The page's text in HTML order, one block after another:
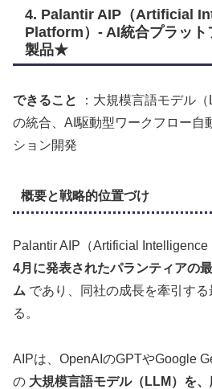
4. Palantir AIP（Artificial
Platform）- AI統合プラッ
製品★
できること
：大規模言語モデル
の統合、AI駆動型ワークフロー自
ション開発
概要と戦略的位置づけ
Palantir AIP（Artificial Intelligence
4月に発表されたパランティアの
ム であり、同社の成長を牽引す
る。
AIPは、OpenAIのGPTやGoogle
の 大規模言語モデル（LLM）を